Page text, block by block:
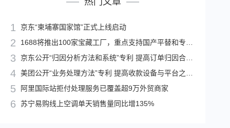
京东“柬埔寨国家馆”正式上线启动
1688将推出100家宝藏工厂，重点支持国产平替和专精特新
京东公开“归因分析方法和系统”专利 提高订单归因合理性
美团公开“业务处理方法”专利 提高收款设备与平台之间通信安全性
阿里国际站拒付处理服务已覆盖超9万外贸商家
苏宁易购线上空调单天销售量同比增135%